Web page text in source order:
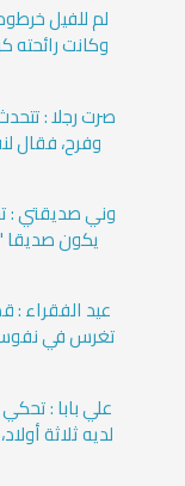
لم للفيل
وكانت رائحته
صرت رجلا :
وفرح، فقال
وني صديقتي :
يكون صديقا
عيد الفقراء :
تغرس في
علي بابا :
لديه ثلاثة